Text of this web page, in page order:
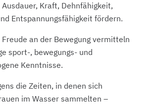
Kraft, Dehnfähigkeit,
Entspannungsfähigkeit fördern.
Freude an der Bewegung vermitteln
sport-, bewegungs- und
Kenntnisse.
die Zeiten, in denen sich
im Wasser sammelten –